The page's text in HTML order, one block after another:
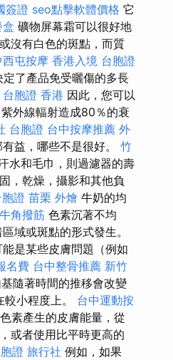
簽證 seo點擊軟體價格 它
盒 礦物屏幕霜可以很好地
沒有白色的斑點，而質
西屯按摩 香港入境 台胞證
了產品免受曬傷的多長
台胞證 香港 因此，您可以
外線輻射造成80％的衰
台胞證 台中按摩推薦 外
益，哪些不是很好。 竹
水和毛巾，則過濾器的壽
，乾燥，攝影和其他負
證 苗栗 外燴 牛奶的均
牛角撥筋 色素沉著不均
域或斑點的形式發生。
是某些皮膚問題（例如
名費 台中整骨推薦 新竹
隨著時間的推移會改變
小程度上。 台中運動按
素產生的皮膚能量，從
或者使用比平時更高的
證 旅行社 例如，如果